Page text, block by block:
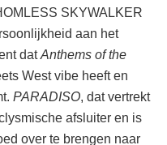
SKYWALKER
aan het
datAnthems of the
West vibe heeft en
PARADISO, dat vertrekt
afsluiter en is
over te brengen naar